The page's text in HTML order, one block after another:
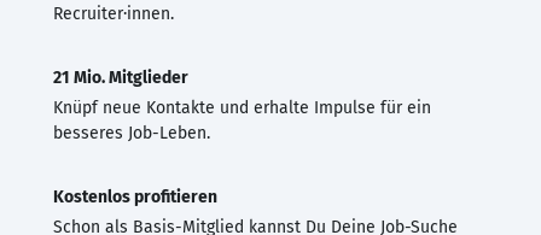
Recruiter·innen.
21 Mio. Mitglieder
Knüpf neue Kontakte und erhalte Impulse für ein
besseres Job-Leben.
Kostenlos profitieren
Schon als Basis-Mitglied kannst Du Deine Job-Suche